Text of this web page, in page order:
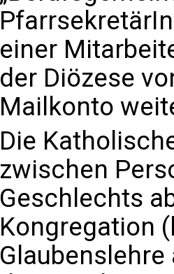
einer
der Diözese
Mailkonto
Die
zwischen
Geschlechts
Kongregation